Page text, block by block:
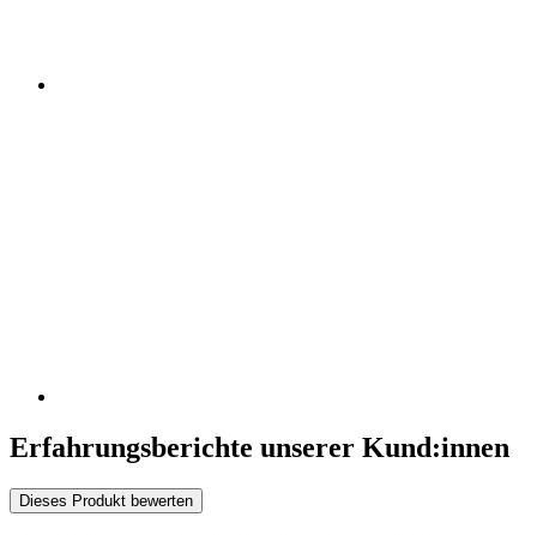
Erfahrungsberichte unserer Kund:innen
Dieses Produkt bewerten